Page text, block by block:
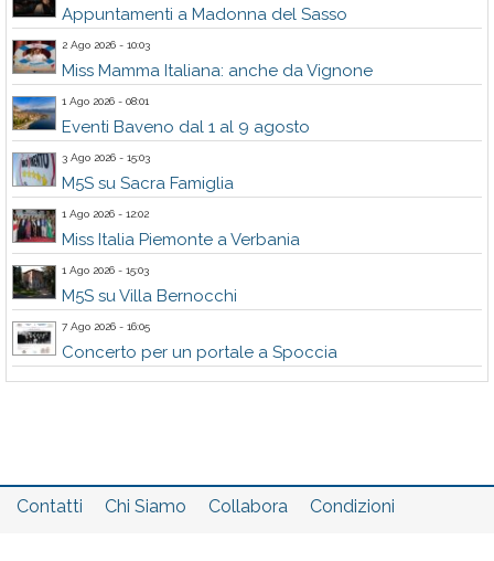
Appuntamenti a Madonna del Sasso
2 Ago 2026 - 10:03
Miss Mamma Italiana: anche da Vignone
1 Ago 2026 - 08:01
Eventi Baveno dal 1 al 9 agosto
3 Ago 2026 - 15:03
M5S su Sacra Famiglia
1 Ago 2026 - 12:02
Miss Italia Piemonte a Verbania
1 Ago 2026 - 15:03
M5S su Villa Bernocchi
7 Ago 2026 - 16:05
Concerto per un portale a Spoccia
Contatti Chi Siamo Collabora
Condizioni